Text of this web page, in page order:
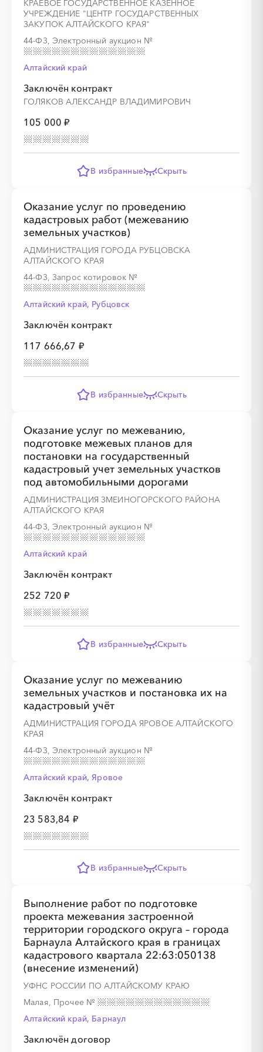
КРАЕВОЕ ГОСУДАРСТВЕННОЕ КАЗЕННОЕ
УЧРЕЖДЕНИЕ "ЦЕНТР ГОСУДАРСТВЕННЫХ
ЗАКУПОК АЛТАЙСКОГО КРАЯ"
44-ФЗ, Электронный аукцион №
Алтайский край
Заключён контракт
ГОЛЯКОВ АЛЕКСАНДР ВЛАДИМИРОВИЧ
105 000 ₽
В избранные Скрыть
Оказание услуг по проведению
кадастровых работ (межеванию
земельных участков)
АДМИНИСТРАЦИЯ ГОРОДА РУБЦОВСКА
АЛТАЙСКОГО КРАЯ
44-ФЗ, Запрос котировок №
Алтайский край, Рубцовск
Заключён контракт
117 666,67 ₽
В избранные Скрыть
Оказание услуг по межеванию,
подготовке межевых планов для
постановки на государственный
кадастровый учет земельных участков
под автомобильными дорогами
АДМИНИСТРАЦИЯ ЗМЕИНОГОРСКОГО РАЙОНА
АЛТАЙСКОГО КРАЯ
44-ФЗ, Электронный аукцион №
Алтайский край
Заключён контракт
252 720 ₽
В избранные Скрыть
Оказание услуг по межеванию
земельных участков и постановка их на
кадастровый учёт
АДМИНИСТРАЦИЯ ГОРОДА ЯРОВОЕ АЛТАЙСКОГО
КРАЯ
44-ФЗ, Электронный аукцион №
Алтайский край, Яровое
Заключён контракт
23 583,84 ₽
В избранные Скрыть
Выполнение работ по подготовке
проекта межевания застроенной
территории городского округа – города
Барнаула Алтайского края в границах
кадастрового квартала 22:63:050138
(внесение изменений)
УФНС РОССИИ ПО АЛТАЙСКОМУ КРАЮ
Малая, Прочее №
Алтайский край, Барнаул
Заключён договор